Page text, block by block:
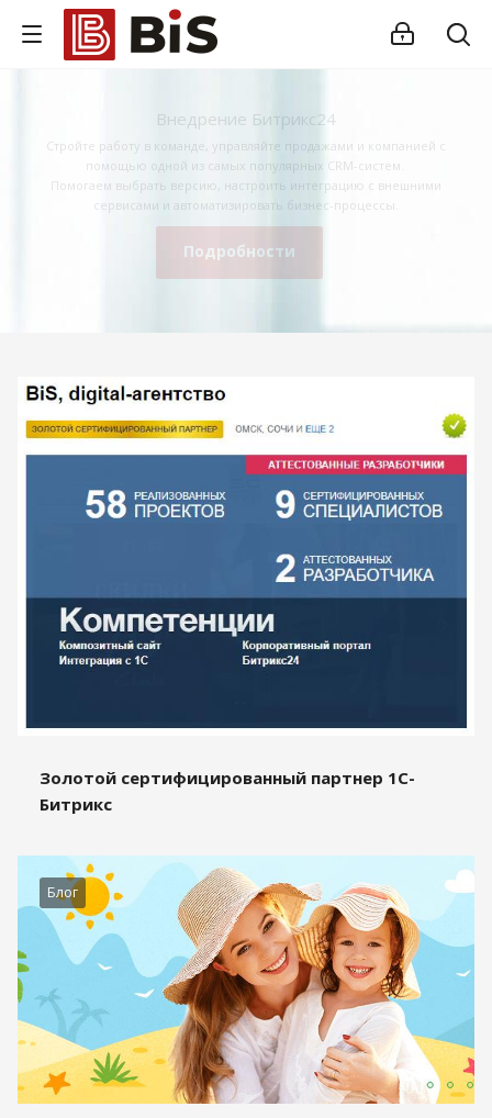
Внедрение Битрикс24
Стройте работу в команде, управляйте продажами и компанией с
помощью одной из самых популярных CRM-систем.
Помогаем выбрать версию, настроить интеграцию с внешними
сервисами и автоматизировать бизнес-процессы.
Подробности
Золотой сертифицированный партнер 1С-
Битрикс
Блог